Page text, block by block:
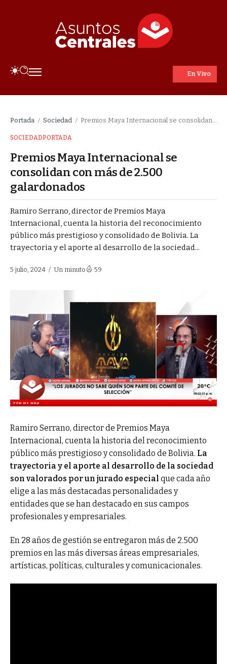
En Vivo
Portada / Sociedad / Premios Maya Internacional se consolidan con más de 2.500 galardonados
SOCIEDADPORTADA
Premios Maya Internacional se
consolidan con más de 2.500
galardonados
Ramiro Serrano, director de Premios Maya
Internacional, cuenta la historia del reconocimiento
público más prestigioso y consolidado de Bolivia. La
trayectoria y el aporte al desarrollo de la sociedad...
5 julio, 2024 Un minuto 59
Ramiro Serrano, director de Premios Maya
Internacional, cuenta la historia del reconocimiento
público más prestigioso y consolidado de Bolivia. La
trayectoria y el aporte al desarrollo de la sociedad
son valorados por un jurado especial que cada año
elige a las más destacadas personalidades y
entidades que se han destacado en sus campos
profesionales y empresariales.
En 28 años de gestión se entregaron más de 2.500
premios en las más diversas áreas empresariales,
artísticas, políticas, culturales y comunicacionales.